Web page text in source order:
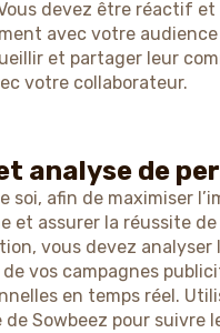
devez être réactif
avec votre audience
et partager leur
votre collaborateur.
analyse de
soi, afin de maximiser
et assurer la réussite
vous devez analyser
vos campagnes
en temps réel.
de Sowbeez pour suivre